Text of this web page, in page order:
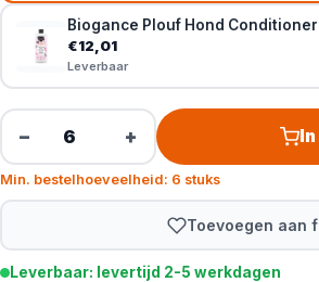
Biogance Plouf Hond Conditioner
€12,01
Leverbaar
− +
Min. bestelhoeveelheid: 6 stuks
Toevoegen aan
Leverbaar: levertijd 2-5 werkdagen